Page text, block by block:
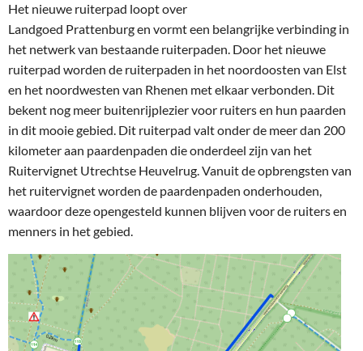
Het nieuwe ruiterpad looptover
Landgoed Prattenburgen vormt een belangrijke verbinding in
het netwerk van bestaande ruiterpaden. Door het nieuwe
ruiterpad worden de ruiterpaden in het noordoosten van Elst
en het noordwesten van Rhenen met elkaar verbonden. Dit
bekent nog meer buitenrijplezier voor ruiters en hun paarden
in dit mooie gebied. Dit ruiterpad valt onderde meer dan 200
kilometer aan paardenpaden die onderdeel zijn van het
Ruitervignet Utrechtse Heuvelrug.Vanuit de opbrengsten van
het ruitervignet worden de paardenpaden onderhouden,
waardoor deze opengesteld kunnen blijven voor de ruiters en
menners in het gebied.